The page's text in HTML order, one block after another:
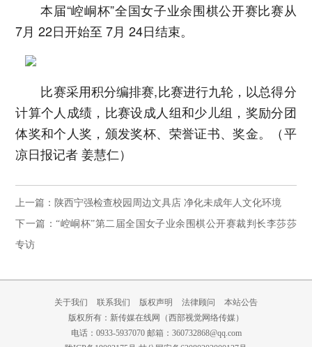
本届“崆峒杯”全国女子业余围棋公开赛比赛从
7月 22日开始至 7月 24日结束。
比赛采用积分编排赛,比赛进行九轮，以总得分
计算个人成绩，比赛设成人组和少儿组，奖励分团
体奖和个人奖，颁发奖杯、荣誉证书、奖金。（平
凉日报记者 姜慧仁）
上一篇：陕西宁强检查校园周边文具店 净化未成年人文化环境
下一篇：“崆峒杯”第二届全国女子业余围棋公开赛裁判长李莎莎
专访
关于我们 联系我们 版权声明 法律顾问
本站公告
版权所有：新传媒在线网（西部视觉网络传媒）
电话：0933-5937070 邮箱：360732868@qq.com